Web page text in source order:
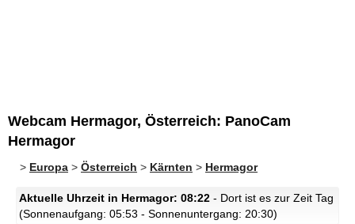
Webcam Hermagor, Österreich: PanoCam
Hermagor
> Europa > Österreich > Kärnten > Hermagor
Aktuelle Uhrzeit in Hermagor: 08:22 - Dort ist es zur Zeit Tag
(Sonnenaufgang: 05:53 - Sonnenuntergang: 20:30)